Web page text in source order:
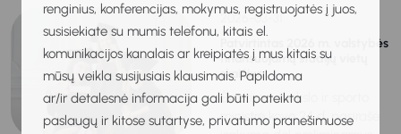
renginius, konferencijas, mokymus, registruojatės į juos,
susisiekiate su mumis telefonu, kitais el.
komunikacijos kanalais ar kreipiatės į mus kitais su
mūsų veikla susijusiais klausimais. Papildoma
ar/ir detalesnė informacija gali būti pateikta
paslaugų ir kitose sutartyse, privatumo pranešimuose
2026-03-31
Patvirtintas 2026 m. valstybės
finansuojamų studijų vietų
skaičius
Švietimo, mokslo ir sporto
ministrė kovo 24 d. pasirašė